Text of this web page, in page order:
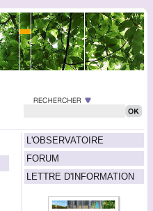
L'OBSERVATOIRE
FORUM
LETTRE D'INFORMATION